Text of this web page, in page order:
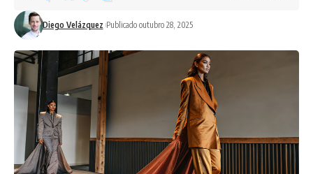
Diego Velázquez Publicado outubro 28, 2025